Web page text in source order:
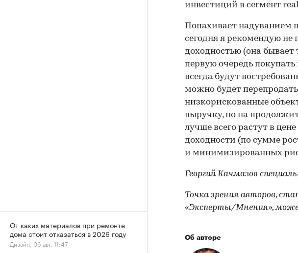
инвестиций в сегмент
Попахивает надуванием
сегодня я рекомендую не
доходностью (она бывает
первую очередь
всегда будут
можно будет
низкорискованные
выручку, но на
лучше всего растут в
доходности (по сумме
и минимизированных
Георгий Качмазов
Точка зрения авторов,
«Эксперты/Мнения»,
Об авторе
От каких материалов при ремонте
дома стоит отказаться в 2026 году
Дизайн, 06 авг, 11:47